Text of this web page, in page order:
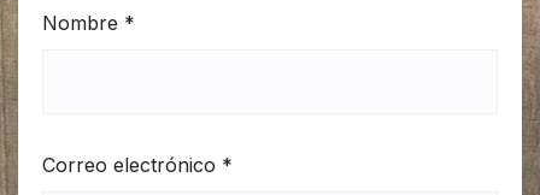
Nombre *
Correo electrónico *